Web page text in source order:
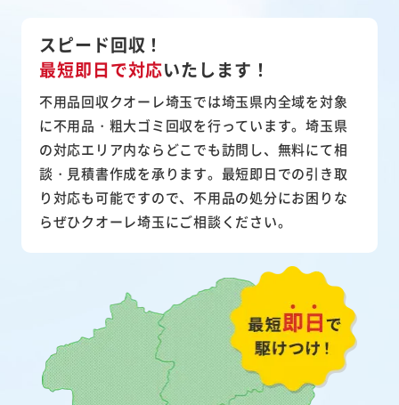
スピード回収！
最短即日で対応いたします！
不用品回収クオーレ埼玉では埼玉県内全域を対象
に不用品・粗大ゴミ回収を行っています。埼玉県
の対応エリア内ならどこでも訪問し、無料にて相
談・見積書作成を承ります。最短即日での引き取
り対応も可能ですので、不用品の処分にお困りな
らぜひクオーレ埼玉にご相談ください。